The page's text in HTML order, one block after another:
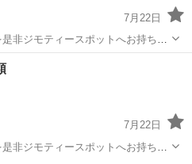
7月22日
ジモティースポットへお持ち込
ツ・レジャー用品、こども用品、
CD・DVDなどが無料でまとめて持
ム
7月22日
ジモティースポットへお持ち込